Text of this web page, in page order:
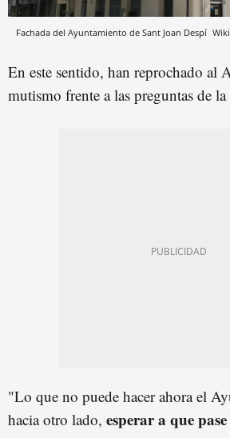
Fachada del Ayuntamiento de Sant Joan Despí
En este sentido, han reprochado al
mutismo frente a las preguntas de la
"Lo que no puede hacer ahora el
hacia otro lado, esperar a que